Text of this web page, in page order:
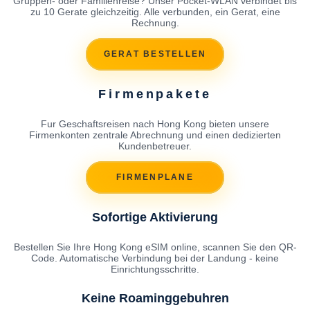
zu 10 Gerate gleichzeitig. Alle verbunden, ein Gerat, eine
Rechnung.
GERAT BESTELLEN
Firmenpakete
Fur Geschaftsreisen nach Hong Kong bieten unsere
Firmenkonten zentrale Abrechnung und einen dedizierten
Kundenbetreuer.
FIRMENPLANE
Sofortige Aktivierung
Bestellen Sie Ihre Hong Kong eSIM online, scannen Sie den QR-
Code. Automatische Verbindung bei der Landung - keine
Einrichtungsschritte.
Keine Roaminggebuhren